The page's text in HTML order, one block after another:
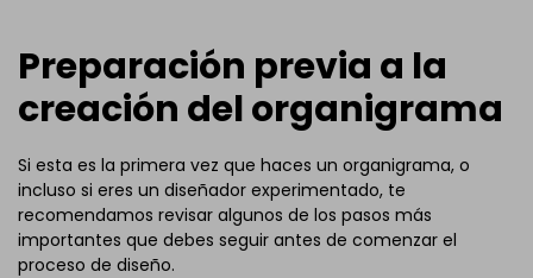
Preparación previa a la
creación del organigrama
Si esta es la primera vez que haces un organigrama, o
incluso si eres un diseñador experimentado, te
recomendamos revisar algunos de los pasos más
importantes que debes seguir antes de comenzar el
proceso de diseño.